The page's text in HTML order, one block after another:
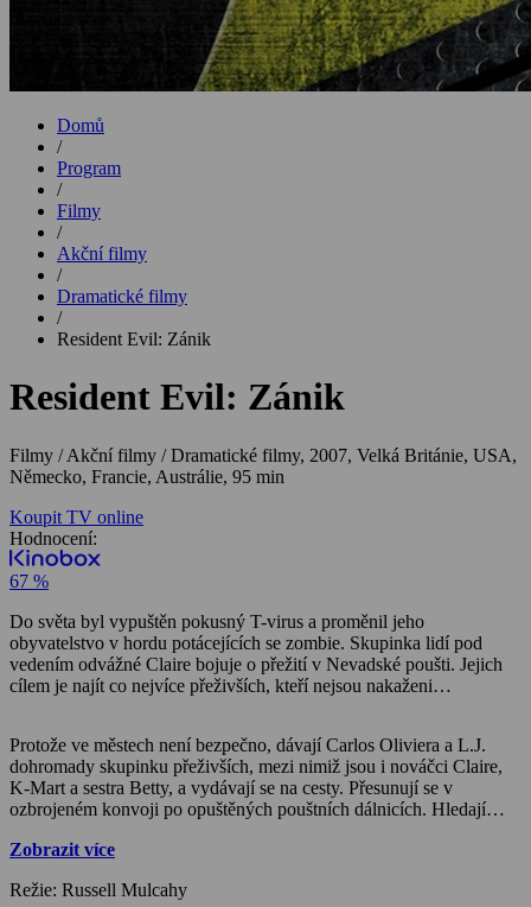
Domů
/
Program
/
Filmy
/
Akční filmy
/
Dramatické filmy
/
Resident Evil: Zánik
Resident Evil: Zánik
Filmy / Akční filmy / Dramatické filmy, 2007, Velká Británie, USA,
Německo, Francie, Austrálie, 95 min
Koupit TV online
Hodnocení:
67 %
Do světa byl vypuštěn pokusný T-virus a proměnil jeho
obyvatelstvo v hordu potácejících se zombie. Skupinka lidí pod
vedením odvážné Claire bojuje o přežití v Nevadské poušti. Jejich
cílem je najít co nejvíce přeživších, kteří nejsou nakaženi…
Protože ve městech není bezpečno, dávají Carlos Oliviera a L.J.
dohromady skupinku přeživších, mezi nimiž jsou i nováčci Claire,
K-Mart a sestra Betty, a vydávají se na cesty. Přesunují se v
ozbrojeném konvoji po opuštěných pouštních dálnicích. Hledají
kterých je v pouštích plno: nemrtvé. A budou potřebovat spousty
opuštěným vysílačem v Nevadě se ukrývají špičkové kanceláře a
Zobrazit více
Režie: Russell Mulcahy